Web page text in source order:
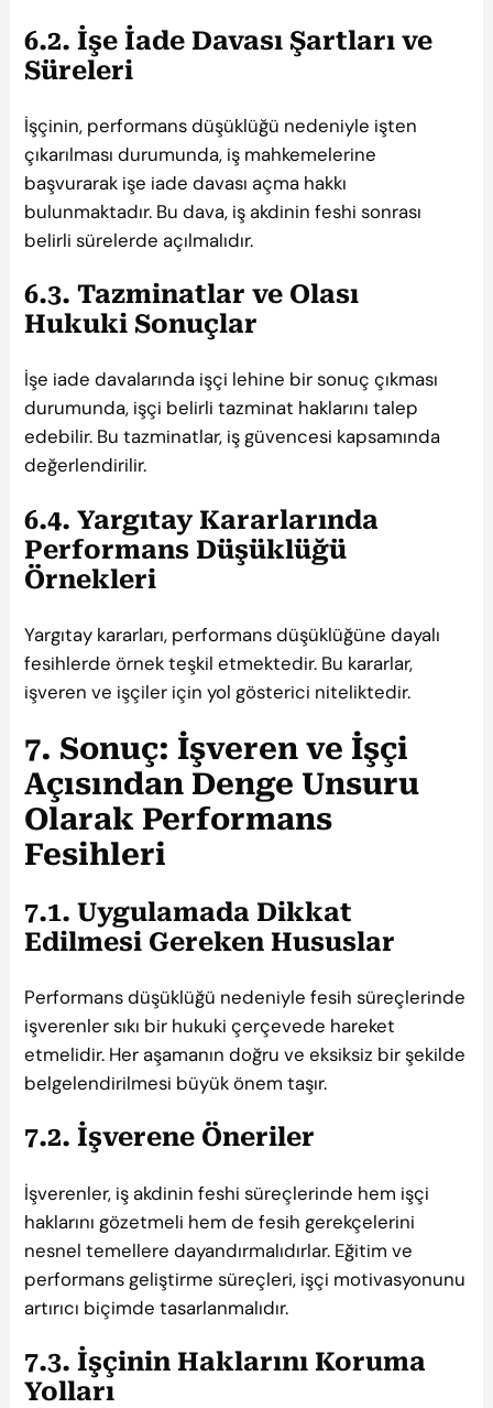
6.2. İşe İade Davası Şartları ve
Süreleri
İşçinin, performans düşüklüğü nedeniyle işten
çıkarılması durumunda, iş mahkemelerine
başvurarak işe iade davası açma hakkı
bulunmaktadır. Bu dava, iş akdinin feshi sonrası
belirli sürelerde açılmalıdır.
6.3. Tazminatlar ve Olası
Hukuki Sonuçlar
İşe iade davalarında işçi lehine bir sonuç çıkması
durumunda, işçi belirli tazminat haklarını talep
edebilir. Bu tazminatlar, iş güvencesi kapsamında
değerlendirilir.
6.4. Yargıtay Kararlarında
Performans Düşüklüğü
Örnekleri
Yargıtay kararları, performans düşüklüğüne dayalı
fesihlerde örnek teşkil etmektedir. Bu kararlar,
işveren ve işçiler için yol gösterici niteliktedir.
7. Sonuç: İşveren ve İşçi
Açısından Denge Unsuru
Olarak Performans
Fesihleri
7.1. Uygulamada Dikkat
Edilmesi Gereken Hususlar
Performans düşüklüğü nedeniyle fesih süreçlerinde
işverenler sıkı bir hukuki çerçevede hareket
etmelidir. Her aşamanın doğru ve eksiksiz bir şekilde
belgelendirilmesi büyük önem taşır.
7.2. İşverene Öneriler
İşverenler, iş akdinin feshi süreçlerinde hem işçi
haklarını gözetmeli hem de fesih gerekçelerini
nesnel temellere dayandırmalıdırlar. Eğitim ve
performans geliştirme süreçleri, işçi motivasyonunu
artırıcı biçimde tasarlanmalıdır.
7.3. İşçinin Haklarını Koruma
Yolları